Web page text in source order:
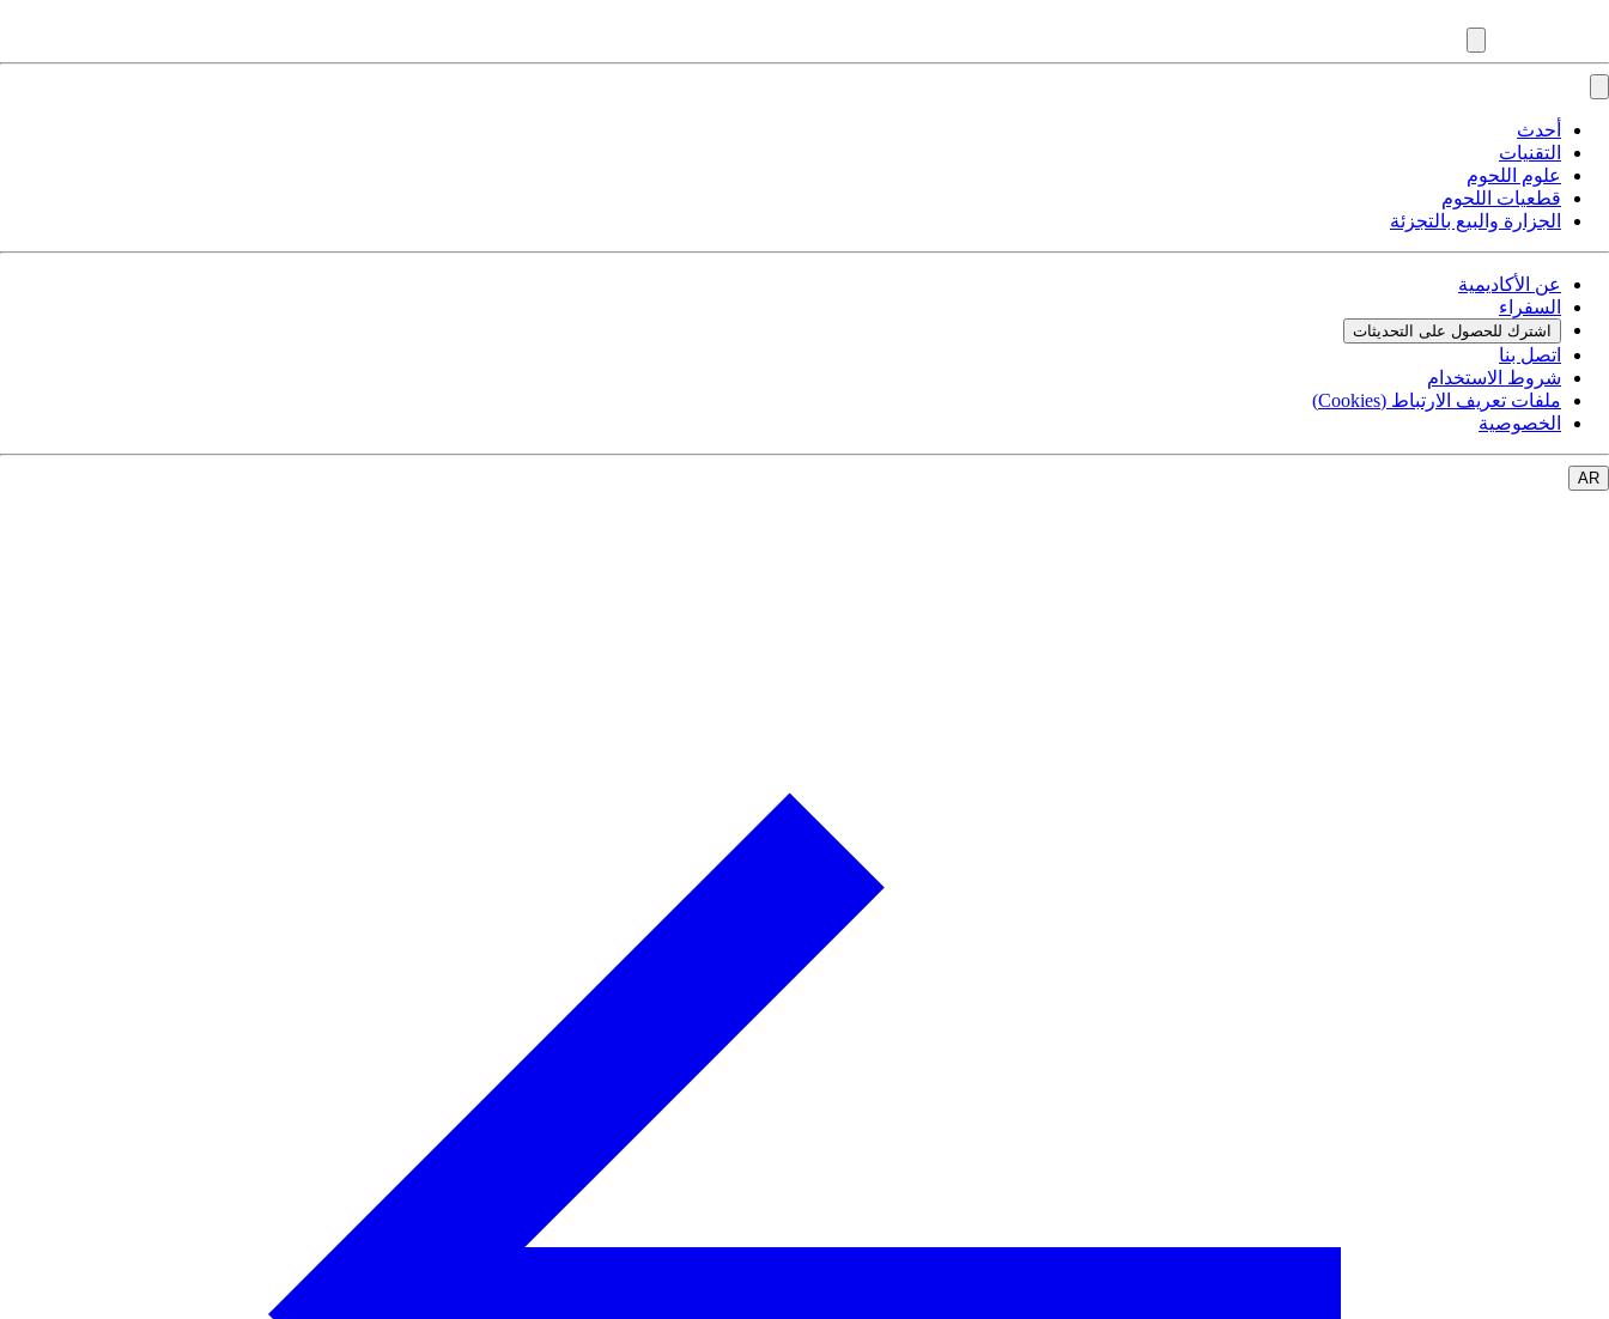
أحدث
التقنيات
علوم اللحوم
قطعيات اللحوم
الجزارة والبيع بالتجزئة
عن الأكاديمية
السفراء
اشترك للحصول على التحديثات
اتصل بنا
شروط الاستخدام
ملفات تعريف الارتباط (Cookies)
الخصوصية
AR